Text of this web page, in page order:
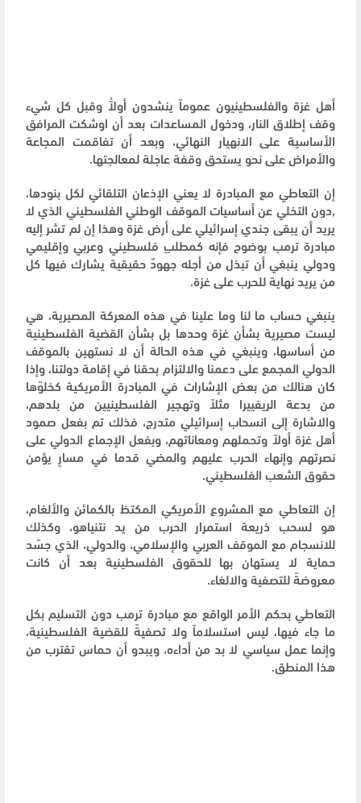
أهل غزة والفلسطينيون عموماً ينشدون أولاًُ وقبل كل شيء
وقف إطلاق النار، ودخول المساعدات بعد أن اوشكت المرافق
الأساسية على الانهيار النهائي، وبعد أن تفاقمت المجاعة
والأمراض على نحو يستحق وقفة عاجلة لمعالجتها.
إن التعاطي مع المبادرة لا يعني الإذعان التلقائي لكل بنودها،
,دون التخلي عن أساسيات الموقف الوطني الفلسطيني الذي لا
يريد أن يبقى جندي إسرائيلي على أرض غزة وهذا إن لم تشر إليه
مبادرة ترمب بوضوح فإنه كمطلبٍ فلسطيني وعربي وإقليمي
ودولي ينبغي أن تبذل من أجله جهودٌ حقيقية يشارك فيها كل
من يريد نهاية للحرب على غزة.
ينبغي حساب ما لنا وما علينا في هذه المعركة المصيرية، هي
ليست مصيرية بشأن غزة وحدها بل بشأن القضية الفلسطينية
من أساسها، وينبغي في هذه الحالة أن لا نستهين بالموقف
الدولي المجمع على دعمنا والالتزام بحقنا في إقامة دولتنا، وإذا
كان هنالك من بعض الإشارات في المبادرة الأمريكية كخلوّها
من بدعة الريفييرا مثلاً وتهجير الفلسطينيين من بلدهم،
والاشارة إلى انسحاب إسرائيلي متدرج، فذلك تم بفعل صمود
أهل غزة أولاً وتحملهم ومعاناتهم، وبفعل الإجماع الدولي على
نصرتهم وإنهاء الحرب عليهم والمضي قدما في مسارٍ يؤمن
حقوق الشعب الفلسطيني.
إن التعاطي مع المشروع الأمريكي المكتظ بالكمائن والألغام،
هو لسحب ذريعة استمرار الحرب من يد نتنياهو، وكذلك
للانسجام مع الموقف العربي والإسلامي، والدولي، الذي جسّد
حماية لا يستهان بها للحقوق الفلسطينية بعد أن كانت
معروضةً للتصفية والالغاء.
التعاطي بحكم الأمر الواقع مع مبادرة ترمب دون التسليم بكل
ما جاء فيها، ليس استسلاماً ولا تصفيةً للقضية الفلسطينية،
وإنما عمل سياسي لا بد من أداءه، ويبدو أن حماس تقترب من
هذا المنطق.